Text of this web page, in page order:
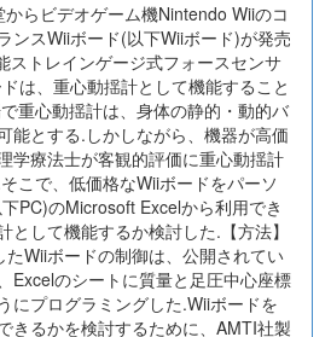
からビデオゲーム機Nintendo Wiiのコ
ンスWiiボード(以下Wiiボード)が発売
ストレインゲージ式フォースセンサ
は、重心動揺計として機能すること
重心動揺計は、身体の静的・動的バ
能とする.しかしながら、機器が高価
学療法士が客観的評価に重心動揺計
こで、低価格なWiiボードをパーソ
PC)のMicrosoft Excelから利用でき
として機能するか検討した.【方法】
Wiiボードの制御は、公開されてい
Excelのシートに質量と足圧中心座標
にプログラミングした.Wiiボードを
きるかを検討するために、AMTI社製